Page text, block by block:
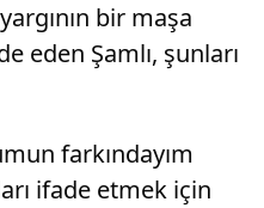
bir maşa
eden Şamlı, şunları
farkındayım
ifade etmek için